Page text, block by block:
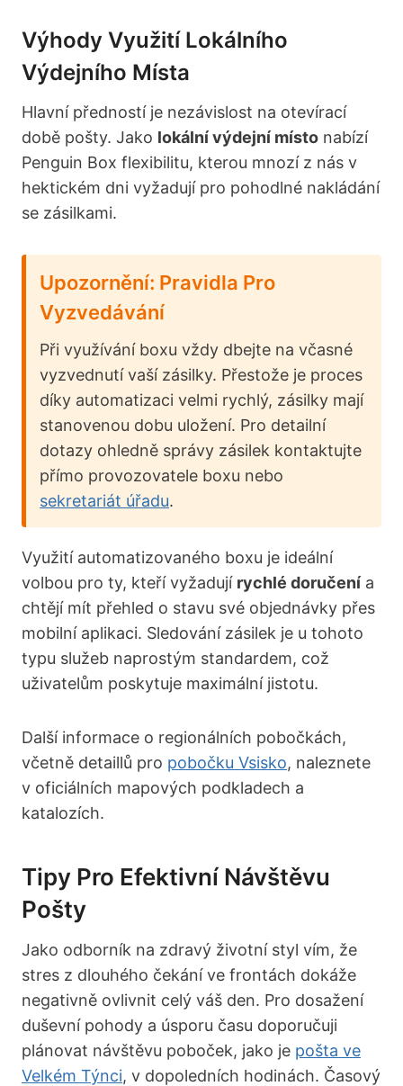
Výhody Využití Lokálního
Výdejního Místa
Hlavní předností je nezávislost na otevírací
době pošty. Jako lokální výdejní místo nabízí
Penguin Box flexibilitu, kterou mnozí z nás v
hektickém dni vyžadují pro pohodlné nakládání
se zásilkami.
Upozornění: Pravidla Pro
Vyzvedávání
Při využívání boxu vždy dbejte na včasné
vyzvednutí vaší zásilky. Přestože je proces
díky automatizaci velmi rychlý, zásilky mají
stanovenou dobu uložení. Pro detailní
dotazy ohledně správy zásilek kontaktujte
přímo provozovatele boxu nebo
sekretariát úřadu.
Využití automatizovaného boxu je ideální
volbou pro ty, kteří vyžadují rychlé doručení a
chtějí mít přehled o stavu své objednávky přes
mobilní aplikaci. Sledování zásilek je u tohoto
typu služeb naprostým standardem, což
uživatelům poskytuje maximální jistotu.
Další informace o regionálních pobočkách,
včetně detaillů pro pobočku Vsisko, naleznete
v oficiálních mapových podkladech a
katalozích.
Tipy Pro Efektivní Návštěvu
Pošty
Jako odborník na zdravý životní styl vím, že
stres z dlouhého čekání ve frontách dokáže
negativně ovlivnit celý váš den. Pro dosažení
duševní pohody a úsporu času doporučuji
plánovat návštěvu poboček, jako je pošta ve
Velkém Týnci, v dopoledních hodinách. Časový